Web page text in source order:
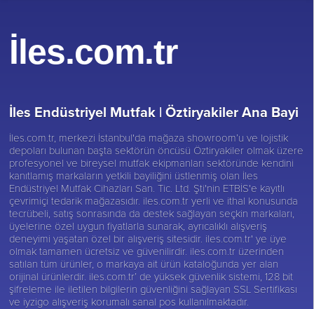
İles.com.tr
İles Endüstriyel Mutfak |Öztiryakiler Ana Bayi
İles.com.tr, merkezi İstanbul'da mağaza showroom’u ve lojistik
depoları bulunan başta sektörün öncüsü Öztiryakiler olmak üzere
profesyonel ve bireysel mutfak ekipmanları sektöründe kendini
kanıtlamış markaların yetkili bayiliğini üstlenmiş olan İles
Endüstriyel Mutfak Cihazları San. Tic. Ltd. Şti'nin ETBİS'e kayıtlı
çevrimiçi tedarik mağazasıdır. iles.com.tr yerli ve ithal konusunda
tecrübeli, satış sonrasında da destek sağlayan seçkin markaları,
üyelerine özel uygun fiyatlarla sunarak, ayrıcalıklı alışveriş
deneyimi yaşatan özel bir alışveriş sitesidir. iles.com.tr' ye üye
olmak tamamen ücretsiz ve güvenilirdir. iles.com.tr üzerinden
satılan tüm ürünler, o markaya ait ürün kataloğunda yer alan
orijinal ürünlerdir. iles.com.tr’ de yüksek güvenlik sistemi, 128 bit
şifreleme ile iletilen bilgilerin güvenliğini sağlayan SSL Sertifikası
ve iyzigo alışveriş korumalı sanal pos kullanılmaktadır.